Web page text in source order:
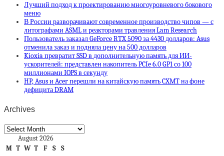
Лучший подход к проектированию многоуровневого бокового
меню
В России разворачивают современное производство чипов — с
литографами ASML и реакторами травления Lam Research
Пользователь заказал GeForce RTX 5090 за 4430 долларов: Asus
отменила заказ и подняла цену на 500 долларов
Kioxia превратит SSD в дополнительную память для ИИ-
ускорителей: представлен накопитель PCIe 6.0 GP1 со 100
миллионами IOPS в секунду
HP, Asus и Acer перешли на китайскую память CXMT на фоне
дефицита DRAM
Archives
Archives
August 2026
M T W T F S
S